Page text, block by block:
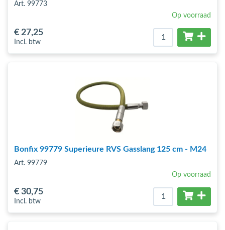
Art. 99773
Op voorraad
€ 27,25
Incl. btw
Bonfix 99779 Superieure RVS Gasslang 125 cm - M24
Art. 99779
Op voorraad
€ 30,75
Incl. btw